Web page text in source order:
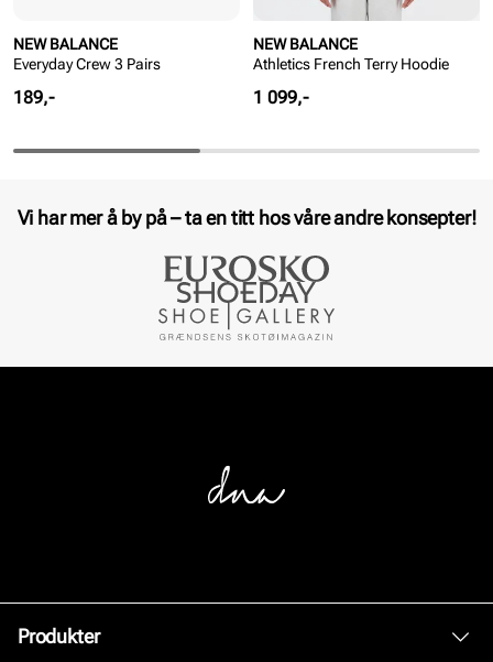
NEW BALANCE
Everyday Crew 3 Pairs
Pris
189,-
NEW BALANCE
Athletics French Terry Hoodie
Pris
1 099,-
Vi har mer å by på – ta en titt hos våre andre konsepter!
Produkter